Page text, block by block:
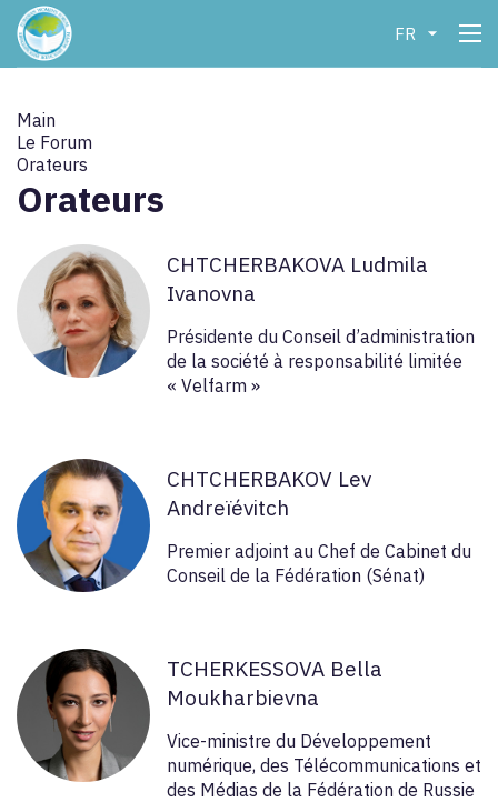
FR
Main
Le Forum
Orateurs
Orateurs
CHTCHERBAKOVA Ludmila
Ivanovna
Présidente du Conseil d’administration
de la société à responsabilité limitée
« Velfarm »
CHTCHERBAKOV Lev
Andreïévitch
Premier adjoint au Chef de Cabinet du
Conseil de la Fédération (Sénat)
TCHERKESSOVA Bella
Moukharbievna
Vice-ministre du Développement
numérique, des Télécommunications et
des Médias de la Fédération de Russie